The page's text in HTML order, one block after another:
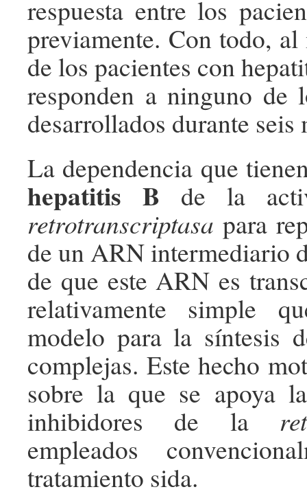
respuesta entre los
previamente. Con todo,
de los pacientes con
responden a ninguno de
desarrollados durante seis
La dependencia que
hepatitis B de la
retrotranscriptasa para
de un ARN intermediario
de que este ARN es
relativamente simple
modelo para la síntesis
complejas. Este hecho
sobre la que se apoya
inhibidores de la
empleados
tratamiento sida.